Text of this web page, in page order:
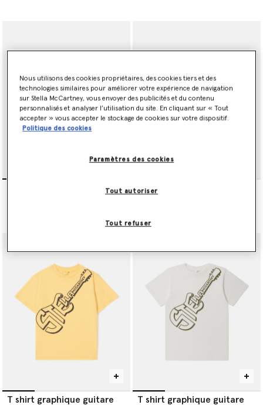
Sweat shirt graphique avec
Chemise a manches
courtes avec imprime
T shirt graphique guitare T shirt graphique guitare
Nous utilisons des cookies propriétaires, des cookies tiers et des
technologies similaires pour améliorer votre expérience de navigation
sur Stella McCartney, vous envoyer des publicités et du contenu
personnalisés et analyser l’utilisation du site. En cliquant sur « Tout
accepter » vous accepter le stockage de cookies sur votre dispositif.
Politique des cookies
Paramètres des cookies
Tout refuser
Tout autoriser